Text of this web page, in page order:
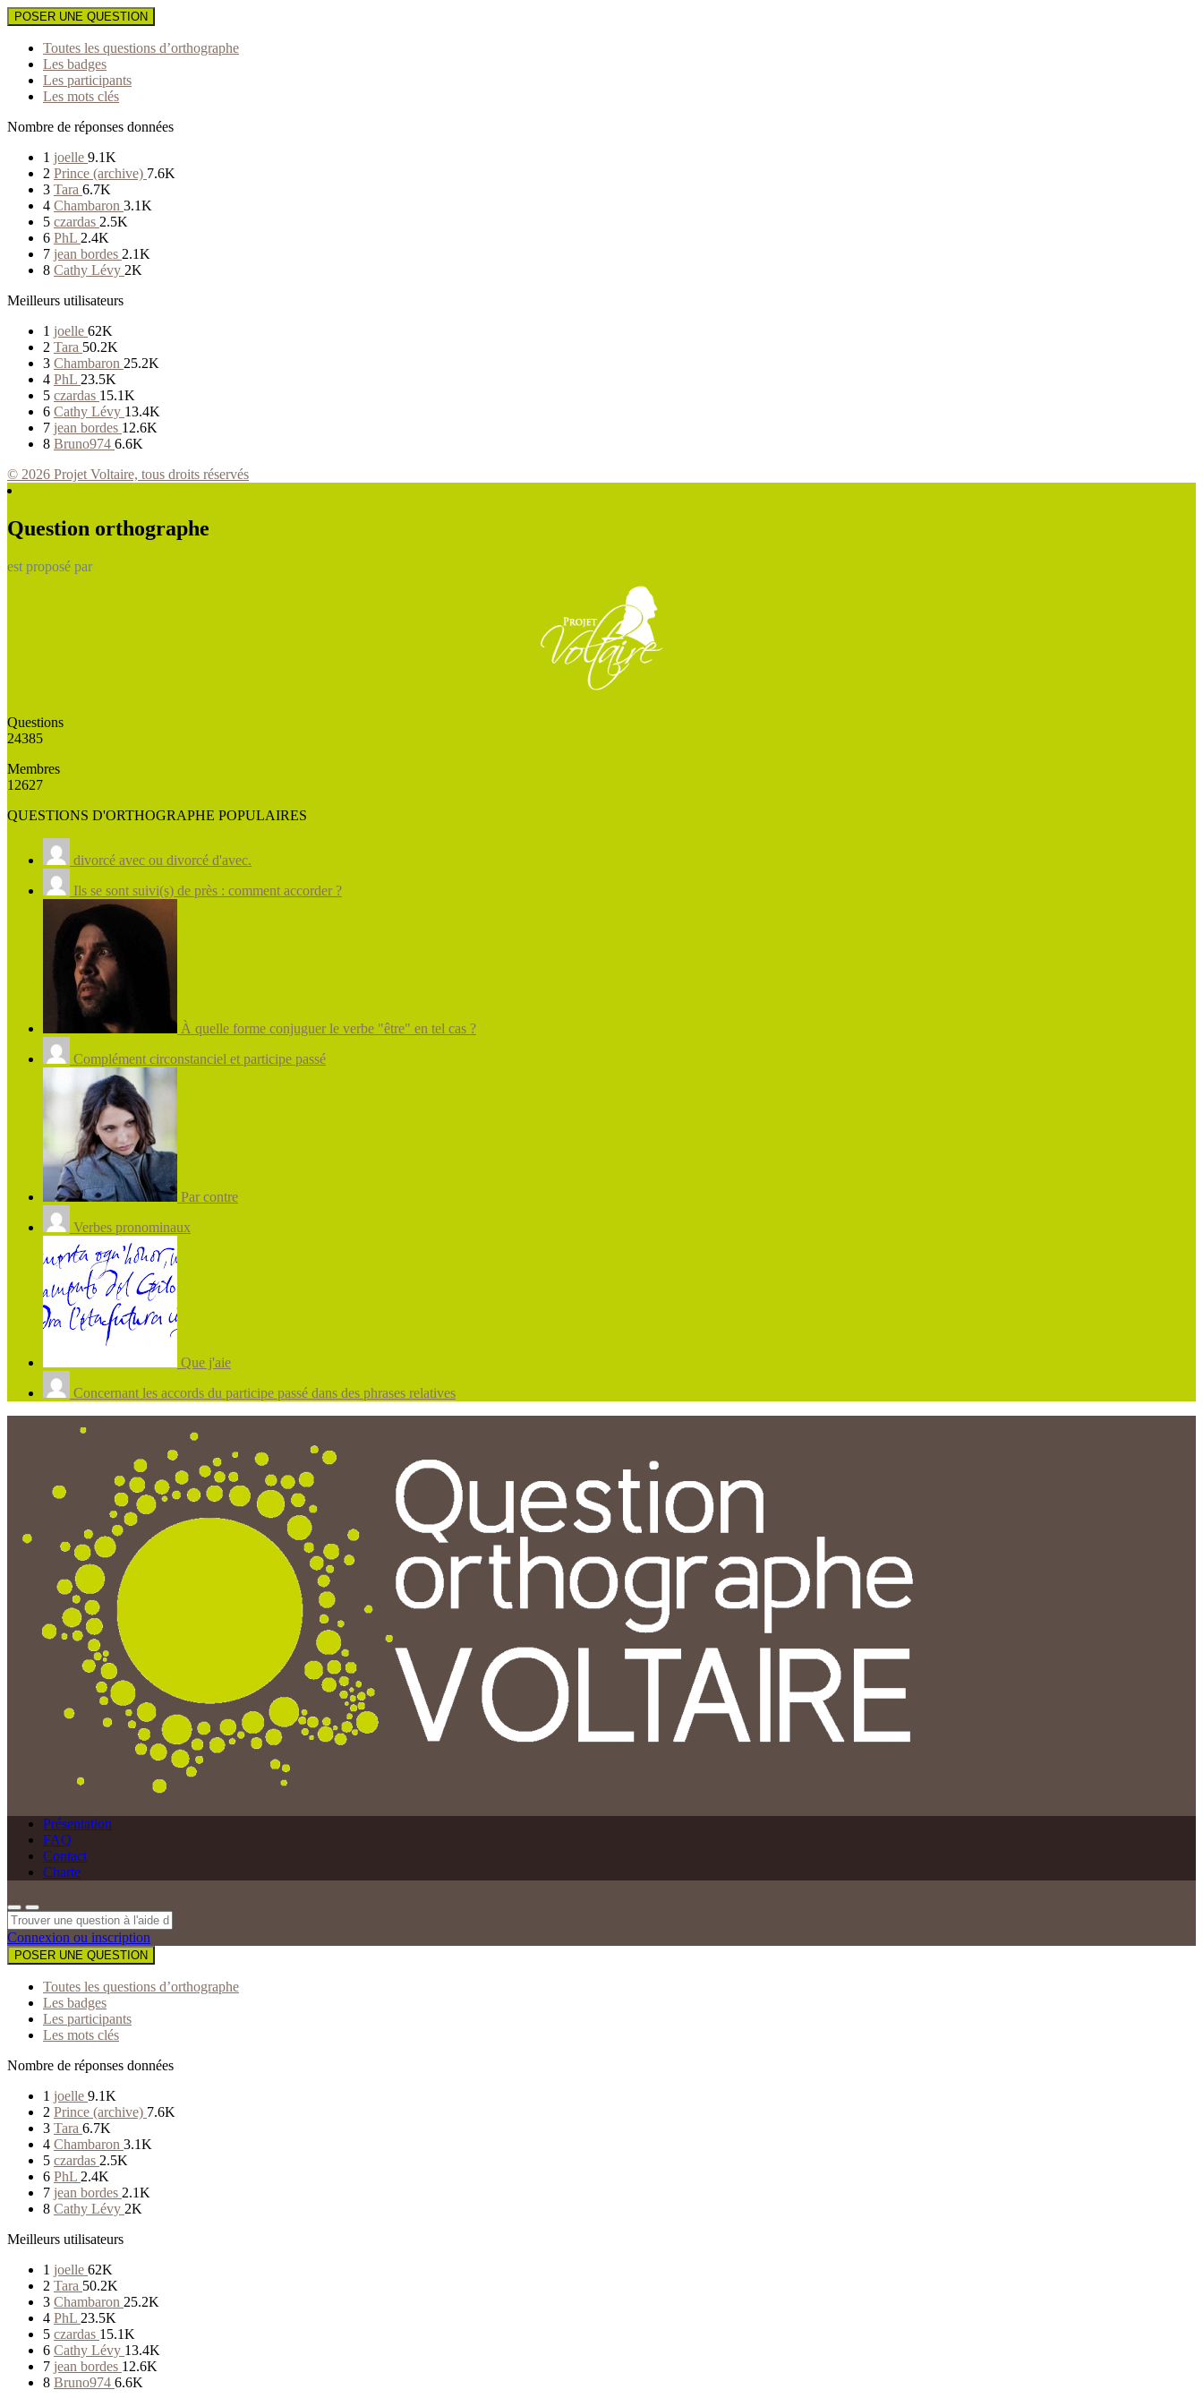
POSER UNE QUESTION
Toutes les questions d’orthographe
Les badges
Les participants
Les mots clés
Nombre de réponses données
1 joelle 9.1K
2 Prince (archive) 7.6K
3 Tara 6.7K
4 Chambaron 3.1K
5 czardas 2.5K
6 PhL 2.4K
7 jean bordes 2.1K
8 Cathy Lévy 2K
Meilleurs utilisateurs
1 joelle 62K
2 Tara 50.2K
3 Chambaron 25.2K
4 PhL 23.5K
5 czardas 15.1K
6 Cathy Lévy 13.4K
7 jean bordes 12.6K
8 Bruno974 6.6K
© 2026 Projet Voltaire, tous droits réservés
Question orthographe
est proposé par
Questions
24385
Membres
12627
QUESTIONS D'ORTHOGRAPHE POPULAIRES
divorcé avec ou divorcé d'avec.
Ils se sont suivi(s) de près : comment accorder ?
À quelle forme conjuguer le verbe "être" en tel cas ?
Complément circonstanciel et participe passé
Par contre
Verbes pronominaux
Que j'aie
Concernant les accords du participe passé dans des phrases relatives
Présentation
FAQ
Contact
Charte
Connexion ou inscription
POSER UNE QUESTION
Toutes les questions d’orthographe
Les badges
Les participants
Les mots clés
Nombre de réponses données
1 joelle 9.1K
2 Prince (archive) 7.6K
3 Tara 6.7K
4 Chambaron 3.1K
5 czardas 2.5K
6 PhL 2.4K
7 jean bordes 2.1K
8 Cathy Lévy 2K
Meilleurs utilisateurs
1 joelle 62K
2 Tara 50.2K
3 Chambaron 25.2K
4 PhL 23.5K
5 czardas 15.1K
6 Cathy Lévy 13.4K
7 jean bordes 12.6K
8 Bruno974 6.6K